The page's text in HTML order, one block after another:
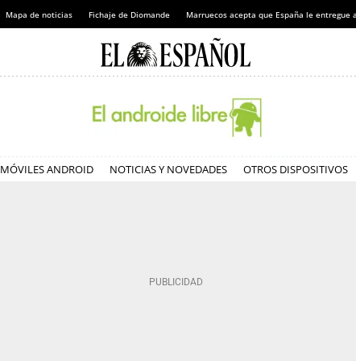
Mapa de noticias Fichaje de Diomande Marruecos acepta que España le entregue
MÓVILES ANDROID NOTICIAS Y NOVEDADES OTROS DISPOSITIVOS